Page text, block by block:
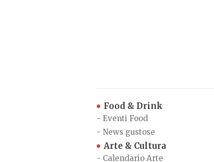
Food & Drink
- Eventi Food
- News gustose
Arte & Cultura
- Calendario Arte